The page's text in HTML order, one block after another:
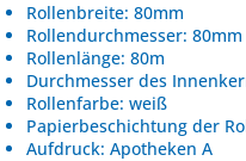
Rollenbreite: 80mm
Rollendurchmesser: 80mm
Rollenlänge: 80m
Durchmesser des
Rollenfarbe: weiß
Papierbeschichtung der
Aufdruck: Apotheken A